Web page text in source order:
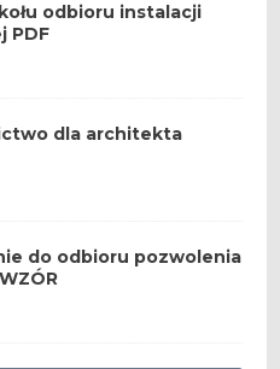
odbioru instalacji
PDF
dla architekta
do odbioru pozwolenia